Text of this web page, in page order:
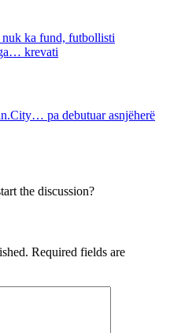
nuk ka fund, futbollisti
krevati
pa debutuar asnjëherë
the discussion?
Required fields are